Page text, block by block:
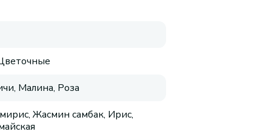
Малина, Роза
Жасмин самбак, Ирис,